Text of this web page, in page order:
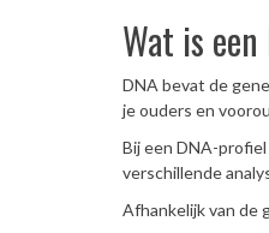
Wat is
DNA bevat de
je ouders en
Bij een DNA-
verschillende
Afhankelijk van de